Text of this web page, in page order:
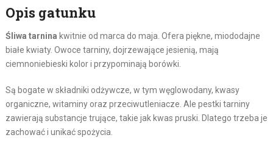
Opis gatunku
Śliwa tarnina kwitnie od marca do maja. Ofera piękne, miododajne
białe kwiaty. Owoce tarniny, dojrzewające jesienią, mają
ciemnoniebieski kolor i przypominają borówki.
Są bogate w składniki odżywcze, w tym węglowodany, kwasy
organiczne, witaminy oraz przeciwutleniacze. Ale pestki tarniny
zawierają substancje trujące, takie jak kwas pruski. Dlatego trzeba je
zachować i unikać spożycia.